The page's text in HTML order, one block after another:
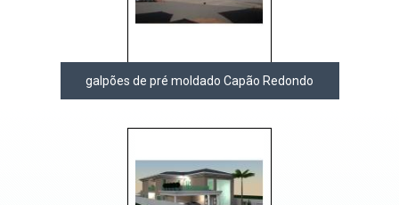
galpões de pré moldado Capão Redondo